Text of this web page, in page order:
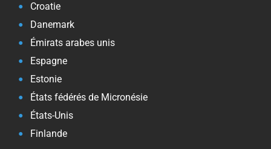
Croatie
Danemark
Émirats arabes unis
Espagne
Estonie
États fédérés de Micronésie
États-Unis
Finlande